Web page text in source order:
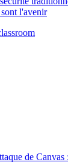
sont l'avenir
de